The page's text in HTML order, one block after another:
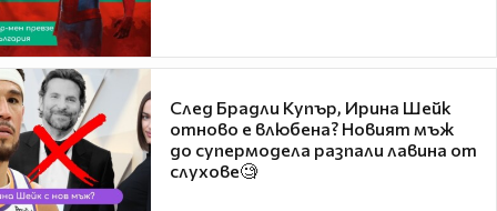
След Брадли Купър, Ирина Шейк
отново е влюбена? Новият мъж
до супермодела разпали лавина от
слухове🧐